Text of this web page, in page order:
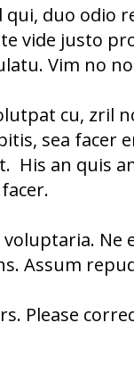
duo odio
vide justo
Vim no
cu, zril
sea
His an quis
Assum
Please